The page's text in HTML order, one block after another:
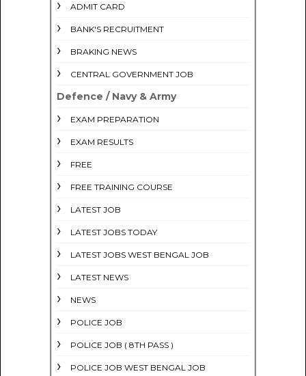
ADMIT CARD
BANK'S RECRUITMENT
BRAKING NEWS
CENTRAL GOVERNMENT JOB
Defence / Navy & Army
EXAM PREPARATION
EXAM RESULTS
FREE
FREE TRAINING COURSE
LATEST JOB
LATEST JOBS TODAY
LATEST JOBS WEST BENGAL JOB
LATEST NEWS
NEWS
POLICE JOB
POLICE JOB ( 8TH PASS )
POLICE JOB WEST BENGAL JOB